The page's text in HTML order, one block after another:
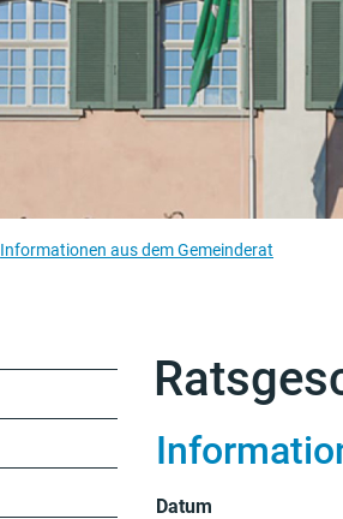
Informationen aus dem Gemeinderat
Datum